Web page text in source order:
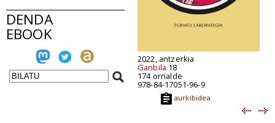
DENDA
EBOOK
2022, antzerkia
Ganbila 18
174 orrialde
978-84-17051-96-9
aurkibidea